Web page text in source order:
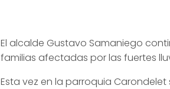
El alcalde Gustavo Samaniego
familias afectadas por las fuertes
Esta vez en la parroquia